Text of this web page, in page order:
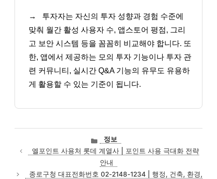
→
투자자는 자신의 투자 성향과 경험 수준에
맞춰 월간 활성 사용자 수, 앱스토어 평점, 그리
고 보안 시스템 등을 꼼꼼히 비교해야 합니다. 또
한, 앱에서 제공하는 모의 투자 기능이나 투자 관
련 커뮤니티, 실시간 Q&A 기능의 유무도 유용하
게 활용할 수 있는 기준이 됩니다.
카
테
고
리
정보
엘포인트 사용처 롯데 계열사 | 포인트 사용 극대화 전략
안내
종로구청 대표전화번호 02-2148-1234 | 행정, 건축, 환경,